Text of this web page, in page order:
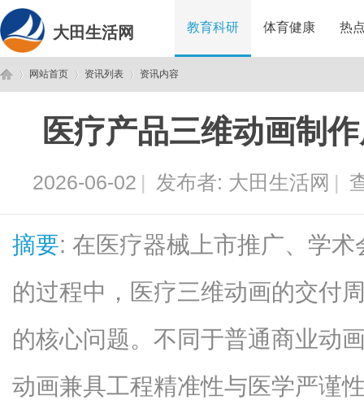
大田生活网 教育科研 体育健康 热
网站首页
›
资讯列表 资讯内容
医疗产品三维动画制
2026-06-02 | 发布者: 大田生活网 |
摘要: 在医疗器械上市推广、学
的过程中，医疗三维动画的交付
的核心问题。不同于普通商业动
动画兼具工程精准性与医学严谨